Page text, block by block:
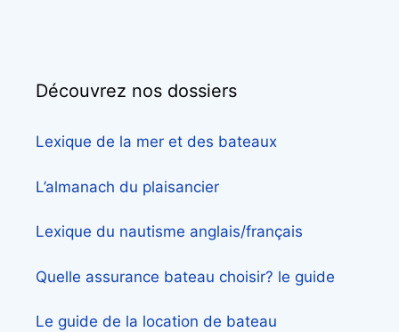
Découvrez nos dossiers
Lexique de la mer et des bateaux
L’almanach du plaisancier
Lexique du nautisme anglais/français
Quelle assurance bateau choisir? le guide
Le guide de la location de bateau